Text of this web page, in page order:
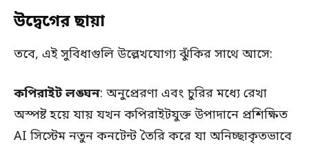
উদ্বেগের ছায়া
তবে, এই সুবিধাগুলি উল্লেখযোগ্য ঝুঁকির সাথে আসে:
কপিরাইট লঙ্ঘন: অনুপ্রেরণা এবং চুরির মধ্যে রেখা
অস্পষ্ট হয়ে যায় যখন কপিরাইটযুক্ত উপাদানে প্রশিক্ষিত
AI সিস্টেম নতুন কনটেন্ট তৈরি করে যা অনিচ্ছাকৃতভাবে